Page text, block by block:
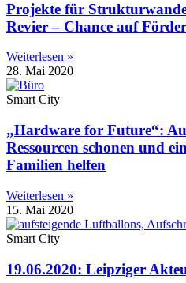
Projekte für
Revier – Chance auf
Weiterlesen »
28. Mai 2020
Smart City
„Hardware for Future“:
Ressourcen schonen und
Familien helfen
Weiterlesen »
15. Mai 2020
Smart City
19.06.2020: Leipziger